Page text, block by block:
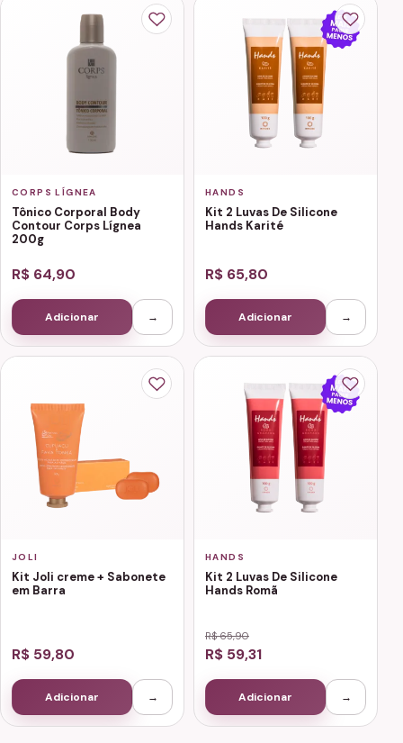
CORPS LÍGNEA
Tônico Corporal Body
Contour Corps Lígnea
200g
R$ 64,90
Adicionar →
HANDS
Kit 2 Luvas De Silicone
Hands Karité
R$ 65,80
Adicionar →
JOLI
Kit Joli creme + Sabonete
em Barra
R$ 59,80
Adicionar →
HANDS
Kit 2 Luvas De Silicone
Hands Romã
R$ 65,90
R$ 59,31
Adicionar →